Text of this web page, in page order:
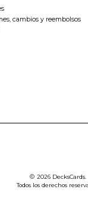
cambios y reembolsos
2026 DecksCards.
Todos los derechos